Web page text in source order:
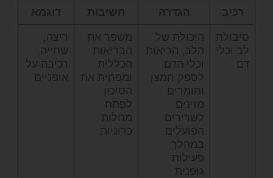
רכיב הגדרה חשיבות
דוגמא
סיבולת
לב וכלי
דם
היכולת של
הלב, הריאות
וכלי הדם
לספק חמצן
וחומרים
מזינים
לשרירים
הפועלים
במהלך
פעילות
גופנית
משפר את
הבריאות
הכללית
ומפחית את
הסיכון
לפתח
מחלות
כרוניות
ריצה,
שחייה,
רכיבה על
אופניים